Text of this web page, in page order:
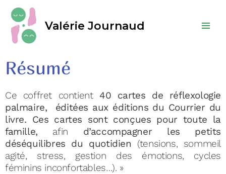
Valérie Journaud
Résumé
Ce coffret contient 40 cartes de réflexologie
palmaire, éditées aux éditions du Courrier du
livre. Ces cartes sont conçues pour toute la
famille, afin d’accompagner les petits
déséquilibres du quotidien (tensions, sommeil
agité, stress, gestion des émotions, cycles
féminins inconfortables…). »